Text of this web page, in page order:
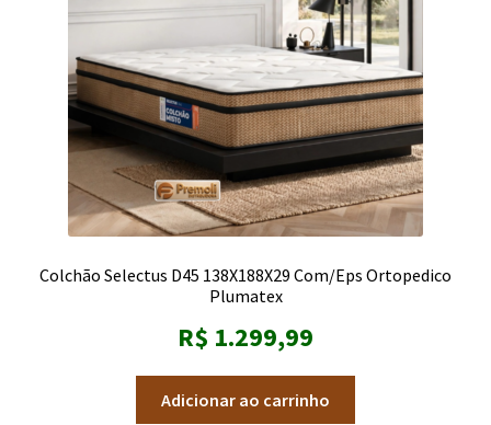
Colchão Selectus D45 138X188X29 Com/Eps Ortopedico
Plumatex
R$ 1.299,99
Adicionar ao carrinho